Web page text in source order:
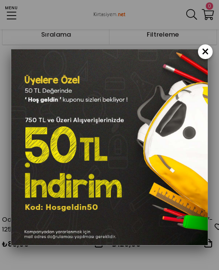
0
MENUAnasayfa Sigara İçilmez Panoları
Filtreleme
Sıralama
Odak Sigara İçilmez 35X50 777-
125
₺80,00
Odak Sigara İçilmez 50X70 777-
₺120,00
×